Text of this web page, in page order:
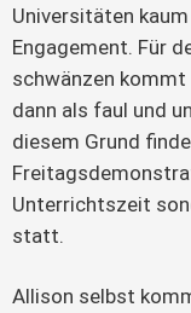
Universitäten
Engagement. Für
schwänzen kommt
dann als faul und
diesem Grund
Unterrichtszeit
statt.
Allison selbst